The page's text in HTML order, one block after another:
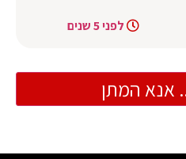
לפני 5 שנים
אנא המתן